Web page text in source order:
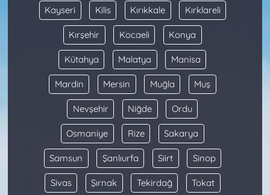
Kayseri Kilis Kırıkkale Kırklareli
Kırşehir Kocaeli Konya
Kütahya Malatya Manisa
Mardin Mersin Muğla Muş
Nevşehir Niğde Ordu
Osmaniye Rize Sakarya
Samsun Şanlıurfa Siirt Sinop
Sivas Şırnak Tekirdağ Tokat